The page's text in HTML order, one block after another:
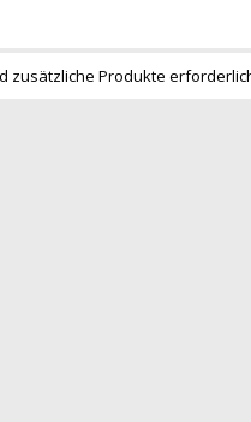
zusätzliche Produkte